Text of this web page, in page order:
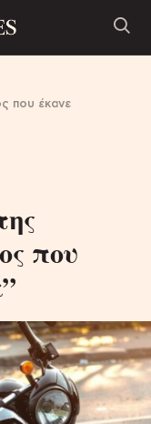
που έκανε
που